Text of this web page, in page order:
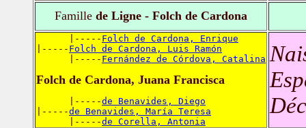
Famille de Ligne - Folch de Cardona
      |-----
Folch de Cardona, Enrique
|----- Folch de Cardona, Luis Ramón
      |-----
Fernández de Córdova, Catalina
Folch de Cardona, Juana Francisca
      |-----
de Benavides, Diego
|-----de Benavides, María Teresa
      |-----
de Corella, Antonia